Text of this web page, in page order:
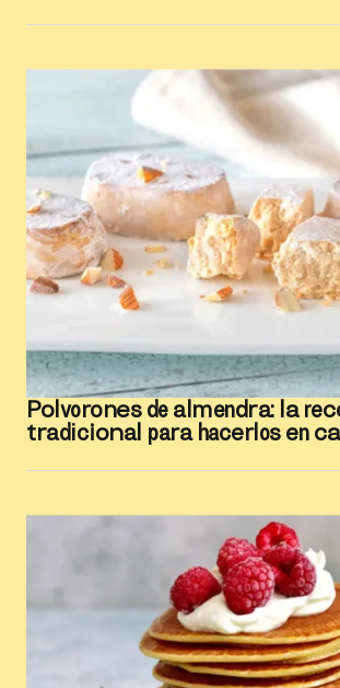
Polvorones de almendra: la
tradicional para hacerlos en